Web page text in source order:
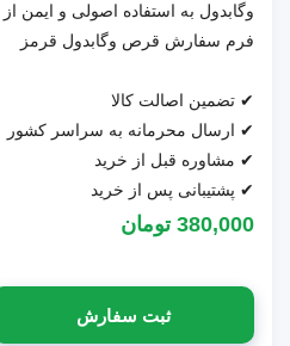
وگابدول به استفاده اصولی و ایمن
فرم سفارش قرص وگابدول قرمز
✔ تضمین اصالت کالا
✔ ارسال محرمانه به سراسر کشور
✔ مشاوره قبل از خرید
✔ پشتیبانی پس از خرید
380,000 تومان
ثبت سفارش